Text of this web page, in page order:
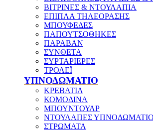
ΒΙΤΡΙΝΕΣ & ΝΤΟΥΛΑΠΙΑ
ΕΠΙΠΛΑ ΤΗΛΕΟΡΑΣΗΣ
ΜΠΟΥΦΕΔΕΣ
ΠΑΠΟΥΤΣΟΘΗΚΕΣ
ΠΑΡΑΒΑΝ
ΣΥΝΘΕΤΑ
ΣΥΡΤΑΡΙΕΡΕΣ
ΤΡΟΛΕΪ
ΥΠΝΟΔΩΜΑΤΙΟ
ΚΡΕΒΑΤΙΑ
ΚΟΜΟΔΙΝΑ
ΜΠΟΥΝΤΟΥΑΡ
ΝΤΟΥΛΑΠΕΣ
ΣΤΡΩΜΑΤΑ